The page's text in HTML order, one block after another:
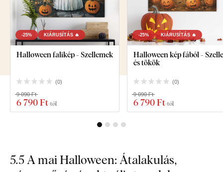
-25% KIÁRUSÍTÁS 🔥
Halloween falikép - Szellemek
(0)
6 790 Ft-tól
9 090 Ft
-25% KIÁRUSÍTÁS 🔥
Halloween kép fából -
és tökök
(0)
6 790 Ft-tól
9 090 Ft
5.5 A mai Halloween: Átalakulás,